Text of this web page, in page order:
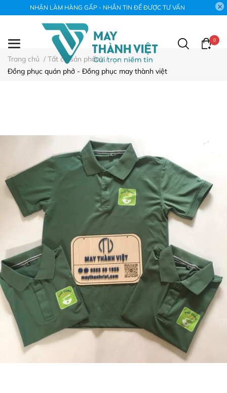
NHẬN LÀM HÀNG GẤP - NHẮN TIN ĐỂ ĐƯỢC TƯ VẤN
0
Trang chủ / Tất cả sản phẩm /
Đồng phục quán phở - Đồng phục may thành việt